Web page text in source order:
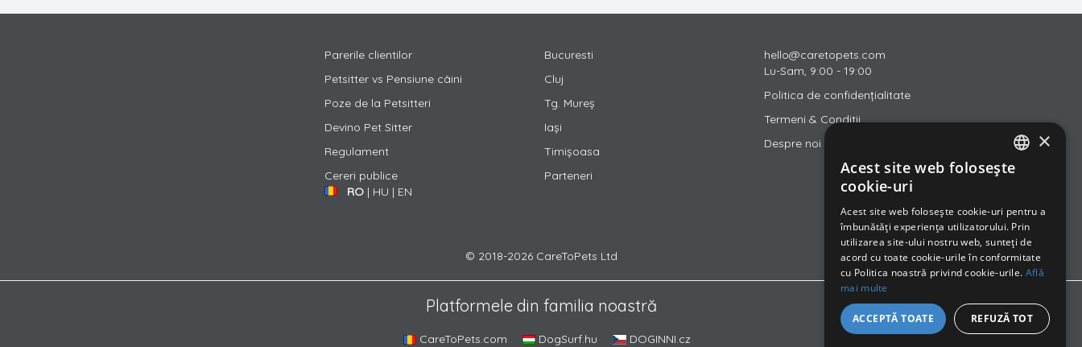
Parerile clientilor
Petsitter vs Pensiune câini
Poze de la Petsitteri
Devino Pet Sitter
Regulament
Cereri publice
RO | HU | EN
Bucuresti
Cluj
Tg. Mureș
Iași
Timișoasa
Parteneri
hello@caretopets.com
Lu-Sam, 9:00 - 19:00
Politica de confidențialitate
Termeni & Conditii
Despre noi
© 2018-2026 CareToPets Ltd
Platformele din familia noastră
CareToPets.com DogSurf.hu DOGINNI.cz
ROMANIAN
HUNGARIAN
×
Acest site web folosește
cookie-uri
Acest site web folosește cookie-uri pentru a
îmbunătăți experiența utilizatorului. Prin
utilizarea site-ului nostru web, sunteți de
acord cu toate cookie-urile în conformitate
cu Politica noastră privind cookie-urile. Află
mai multe
ACCEPTĂ TOATE REFUZĂ TOT